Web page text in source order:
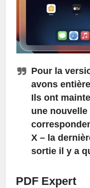
Pour la
avons
Ils ont
une
X – la
sortie il y a
PDF Expert